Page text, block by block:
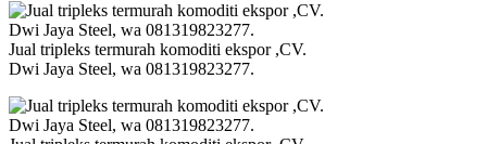
Jual tripleks termurah komoditi ekspor ,CV.
Dwi Jaya Steel, wa 081319823277.